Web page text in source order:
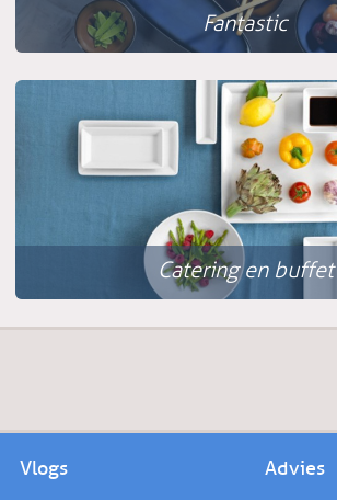
Fantastic
Catering en buffet
Vlogs Advies